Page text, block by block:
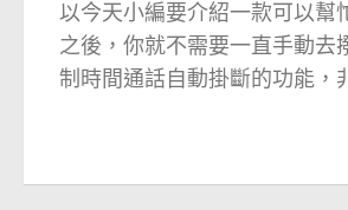
以今天小編要介紹一款可以幫
之後，你就不需要一直手動去
制時間通話自動掛斷的功能，